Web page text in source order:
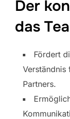
Der
das
Fördert
Verständnis
Partners.